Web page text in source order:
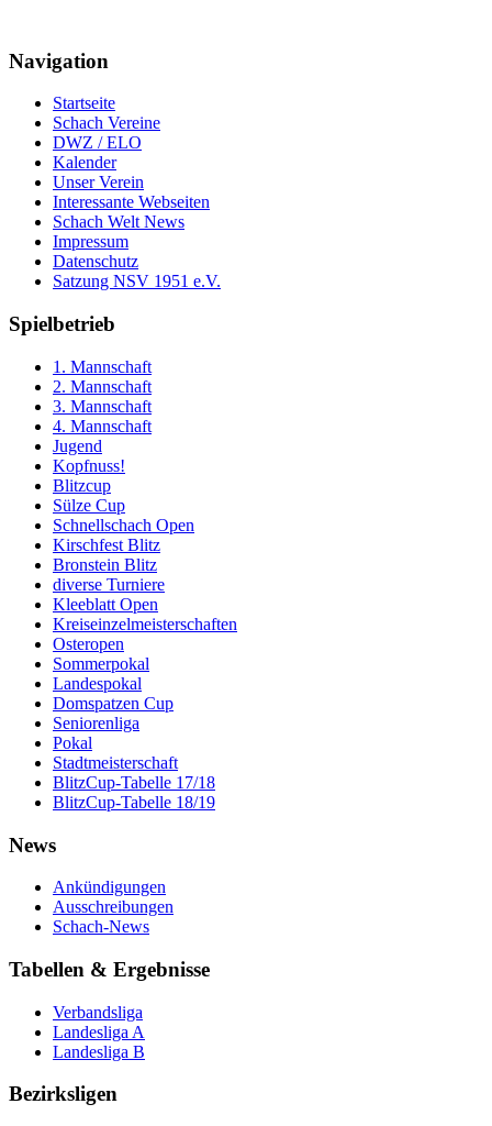
Navigation
Startseite
Schach Vereine
DWZ / ELO
Kalender
Unser Verein
Interessante Webseiten
Schach Welt News
Impressum
Datenschutz
Satzung NSV 1951 e.V.
Spielbetrieb
1. Mannschaft
2. Mannschaft
3. Mannschaft
4. Mannschaft
Jugend
Kopfnuss!
Blitzcup
Sülze Cup
Schnellschach Open
Kirschfest Blitz
Bronstein Blitz
diverse Turniere
Kleeblatt Open
Kreiseinzelmeisterschaften
Osteropen
Sommerpokal
Landespokal
Domspatzen Cup
Seniorenliga
Pokal
Stadtmeisterschaft
BlitzCup-Tabelle 17/18
BlitzCup-Tabelle 18/19
News
Ankündigungen
Ausschreibungen
Schach-News
Tabellen & Ergebnisse
Verbandsliga
Landesliga A
Landesliga B
Bezirksligen